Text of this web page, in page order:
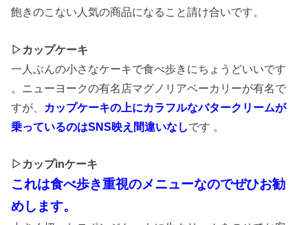
飽きのこない人気の商品になること請け合いです。
▷カップケーキ
一人ぶんの小さなケーキで食べ歩きにちょうどいいです
。ニューヨークの有名店マグノリアベーカリーが有名で
すが、 カップケーキの上にカラフルなバタークリームが
乗っているのはSNS映え間違いなしです 。
▷カップinケーキ
これは食べ歩き重視のメニューなのでぜひお勧
めします。